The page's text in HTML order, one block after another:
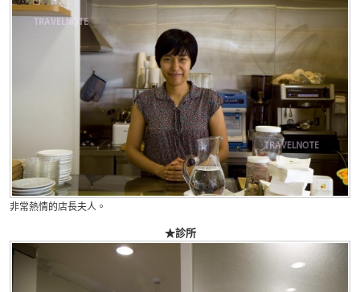
非常熱情的店長夫人。
★診所